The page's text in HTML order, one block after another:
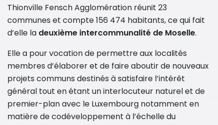
Thionville Fensch Agglomération réunit 23
communes et compte 156 474 habitants, ce qui fait
d’elle la deuxième intercommunalité de Moselle.
Elle a pour vocation de permettre aux localités
membres d’élaborer et de faire aboutir de nouveaux
projets communs destinés à satisfaire l’intérêt
général tout en étant un interlocuteur naturel et de
premier-plan avec le Luxembourg notamment en
matière de codéveloppement à l’échelle du